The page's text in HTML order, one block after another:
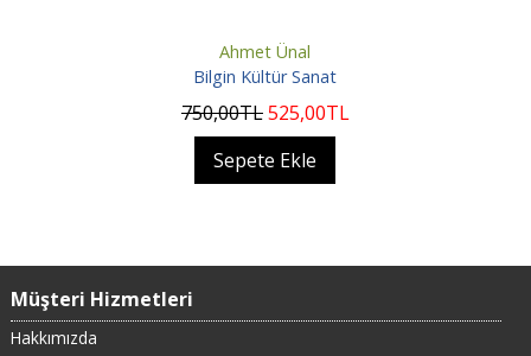
Ahmet Ünal
Bilgin Kültür Sanat
750,00TL525,00TL
Sepete Ekle
Müşteri Hizmetleri
Hakkımızda